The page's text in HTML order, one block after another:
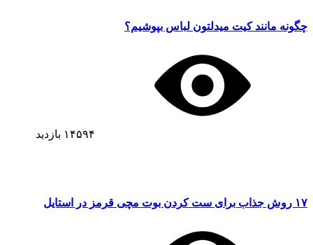
چگونه مانند کیت میدلتون لباس بپوشیم؟
۱۴۵۹۴ بازدید
۱۷ روش جذاب برای ست کردن بوت مچی قرمز در استایل